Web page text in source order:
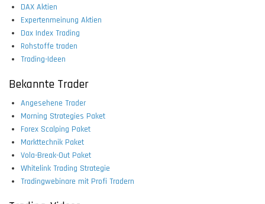
DAX Aktien
Expertenmeinung Aktien
Dax Index Trading
Rohstoffe traden
Trading-Ideen
Bekannte Trader
Angesehene Trader
Morning Strategies Paket
Forex Scalping Paket
Markttechnik Paket
Vola-Break-Out Paket
Whitelink Trading Strategie
Tradingwebinare mit Profi Tradern